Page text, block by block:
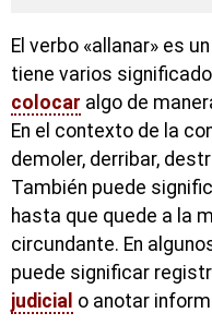
El verbo «allanar» es
tiene varios
colocar algo de
En el contexto de la
demoler, derribar,
También puede
hasta que quede a la
circundante. En
puede significar
judicial o anotar